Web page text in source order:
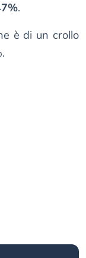
.
è di un crollo